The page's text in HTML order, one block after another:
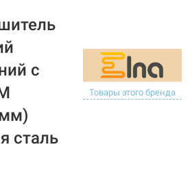
с
сталь
Товары этого бренда